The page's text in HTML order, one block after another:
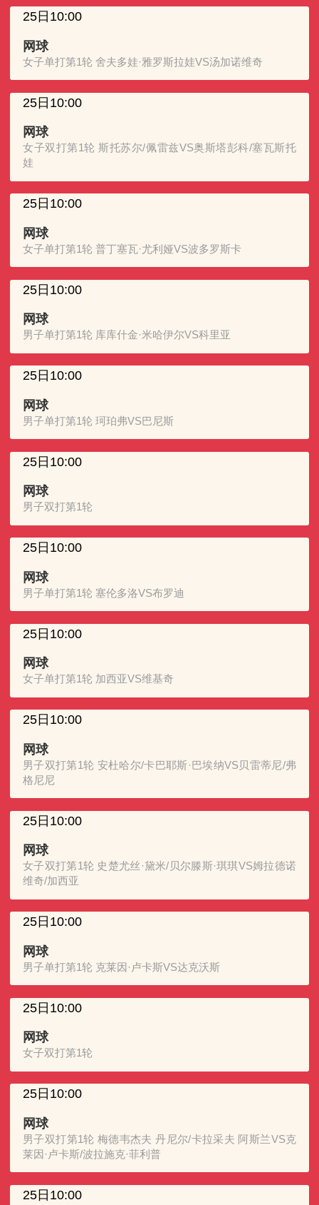
25日10:00
网球
女子单打第1轮 舍夫多娃·雅罗斯拉娃VS汤加诺维奇
25日10:00
网球
女子双打第1轮 斯托苏尔/佩雷兹VS奥斯塔彭科/塞瓦斯托
娃
25日10:00
网球
女子单打第1轮 普丁塞瓦·尤利娅VS波多罗斯卡
25日10:00
网球
男子单打第1轮 库库什金·米哈伊尔VS科里亚
25日10:00
网球
男子单打第1轮 珂珀弗VS巴尼斯
25日10:00
网球
男子双打第1轮
25日10:00
网球
男子单打第1轮 塞伦多洛VS布罗迪
25日10:00
网球
女子单打第1轮 加西亚VS维基奇
25日10:00
网球
男子双打第1轮 安杜哈尔/卡巴耶斯·巴埃纳VS贝雷蒂尼/弗
格尼尼
25日10:00
网球
女子双打第1轮 史楚尤丝·黛米/贝尔滕斯·琪琪VS姆拉德诺
维奇/加西亚
25日10:00
网球
男子单打第1轮 克莱因·卢卡斯VS达克沃斯
25日10:00
网球
女子双打第1轮
25日10:00
网球
男子双打第1轮 梅德韦杰夫 丹尼尔/卡拉采夫 阿斯兰VS克
莱因·卢卡斯/波拉施克·菲利普
25日10:00